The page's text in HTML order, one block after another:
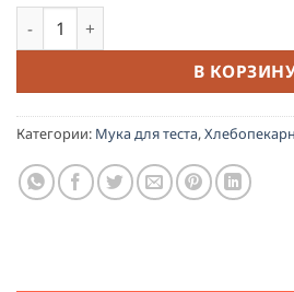
Количество товара Пшеничное
В
Категории: Мука для теста,